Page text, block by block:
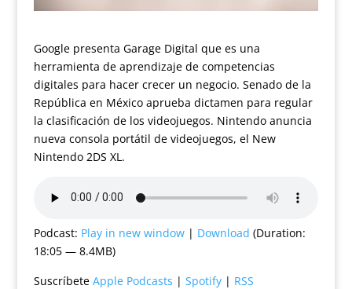
Google presenta Garage Digital que es una
herramienta de aprendizaje de competencias
digitales para hacer crecer un negocio. Senado de la
República en México aprueba dictamen para regular
la clasificación de los videojuegos. Nintendo anuncia
nueva consola portátil de videojuegos, el New
Nintendo 2DS XL.
Podcast: Play in new window| Download (Duration:
18:05 — 8.4MB)
Suscríbete Apple Podcasts | Spotify| RSS